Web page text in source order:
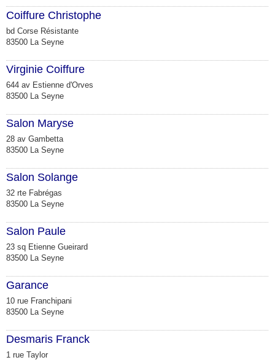
Coiffure Christophe
bd Corse Résistante
83500 La Seyne
Virginie Coiffure
644 av Estienne d'Orves
83500 La Seyne
Salon Maryse
28 av Gambetta
83500 La Seyne
Salon Solange
32 rte Fabrégas
83500 La Seyne
Salon Paule
23 sq Etienne Gueirard
83500 La Seyne
Garance
10 rue Franchipani
83500 La Seyne
Desmaris Franck
1 rue Taylor